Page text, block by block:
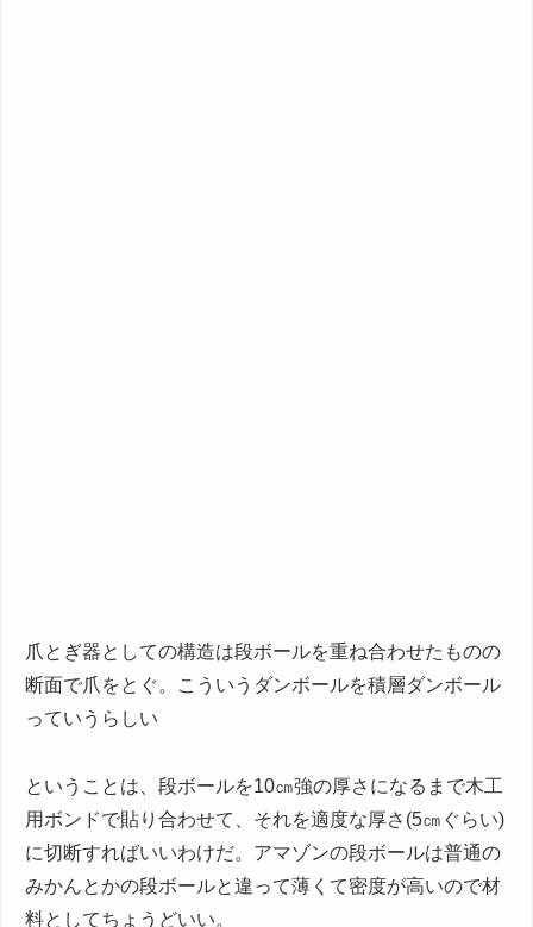
爪とぎ器としての構造は段ボールを重ね合わせたものの
断面で爪をとぐ。こういうダンボールを積層ダンボール
っていうらしい
ということは、段ボールを10㎝強の厚さになるまで木工
用ボンドで貼り合わせて、それを適度な厚さ(5㎝ぐらい)
に切断すればいいわけだ。アマゾンの段ボールは普通の
みかんとかの段ボールと違って薄くて密度が高いので材
料としてちょうどいい。